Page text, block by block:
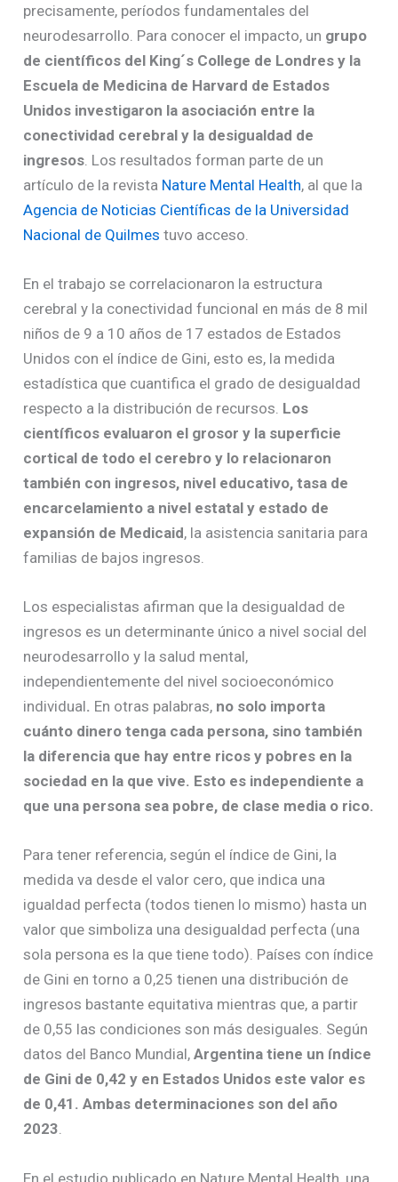
precisamente, períodos fundamentales del
neurodesarrollo. Para conocer el impacto, un grupo
de científicos del King´s College de Londres y la
Escuela de Medicina de Harvard de Estados
Unidos investigaron la asociación entre la
conectividad cerebral y la desigualdad de
ingresos . Los resultados forman parte de un
artículo de la revista Nature Mental Health, al que la
Agencia de Noticias Científicas de la Universidad
Nacional de Quilmes tuvo acceso.
En el trabajo se correlacionaron la estructura
cerebral y la conectividad funcional en más de 8 mil
niños de 9 a 10 años de 17 estados de Estados
Unidos con el índice de Gini, esto es, la medida
estadística que cuantifica el grado de desigualdad
respecto a la distribución de recursos. Los
científicos evaluaron el grosor y la superficie
cortical de todo el cerebro y lo relacionaron
también con ingresos, nivel educativo, tasa de
encarcelamiento a nivel estatal y estado de
expansión de Medicaid, la asistencia sanitaria para
familias de bajos ingresos.
Los especialistas afirman que la desigualdad de
ingresos es un determinante único a nivel social del
neurodesarrollo y la salud mental,
independientemente del nivel socioeconómico
individual. En otras palabras, no solo importa
cuánto dinero tenga cada persona, sino también
la diferencia que hay entre ricos y pobres en la
sociedad en la que vive. Esto es independiente a
que una persona sea pobre, de clase media o rico.
Para tener referencia, según el índice de Gini, la
medida va desde el valor cero, que indica una
igualdad perfecta (todos tienen lo mismo) hasta un
valor que simboliza una desigualdad perfecta (una
sola persona es la que tiene todo). Países con índice
de Gini en torno a 0,25 tienen una distribución de
ingresos bastante equitativa mientras que, a partir
de 0,55 las condiciones son más desiguales. Según
datos del Banco Mundial,Argentina tiene un índice
de Gini de 0,42 y en Estados Unidos este valor es
de 0,41. Ambas determinaciones son del año
2023.
En el estudio publicado en Nature Mental Health, una